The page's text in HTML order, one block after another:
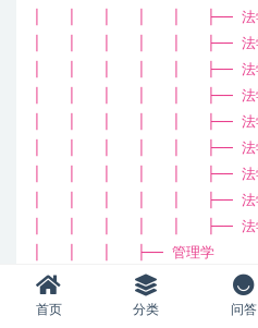
│ │ │ │ │ ├── 法学（
│ │ │ │ │ ├── 法学（
│ │ │ │ │ ├── 法学（
│ │ │ │ │ ├── 法学（
│ │ │ │ │ ├── 法学（
│ │ │ │ │ ├── 法学（
│ │ │ │ │ ├── 法学（
│ │ │ │ │ ├── 法学（
│ │ │ │ │ ├── 法学（
│ │ │ ├── 管理学
│ │ │ │ ├── 第二套
│ │ │ │ ├── 第五套
首页 分类 问答